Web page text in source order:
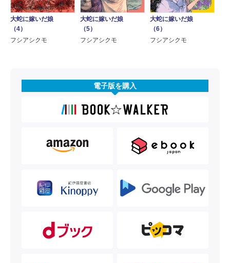
大蛇に嫁いだ娘
（4）
フシアシクモ
大蛇に嫁いだ娘
（5）
フシアシクモ
大蛇に嫁いだ娘
（6）
フシアシクモ
電子版を購入